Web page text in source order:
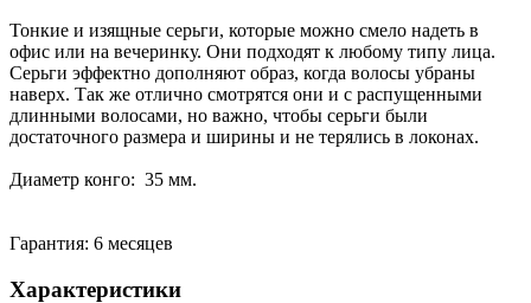
Тонкие и изящные серьги, которые можно смело надеть в
офис или на вечеринку. Они подходят к любому типу лица.
Серьги эффектно дополняют образ, когда волосы убраны
наверх. Так же отлично смотрятся они и с распущенными
длинными волосами, но важно, чтобы серьги были
достаточного размера и ширины и не терялись в локонах.
Диаметр конго: 35 мм.
Гарантия: 6 месяцев
Характеристики